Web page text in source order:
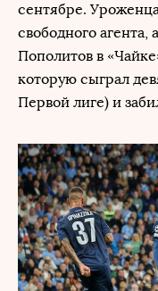
сентябре.
свободного
Пополитов в
которую сыграл
Первой лиге) и